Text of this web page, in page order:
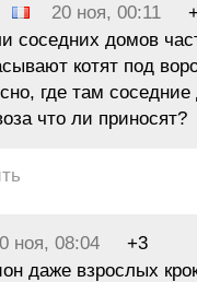
20 ноя, 00:11
соседних домов
котят под
где там
что ли приносят?
ноя, 08:04
+3
даже взрослых